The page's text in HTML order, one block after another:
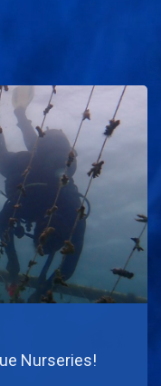
Nurseries!